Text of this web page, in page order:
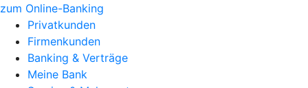
zum Online-Banking
Privatkunden
Firmenkunden
Banking & Verträge
Meine Bank